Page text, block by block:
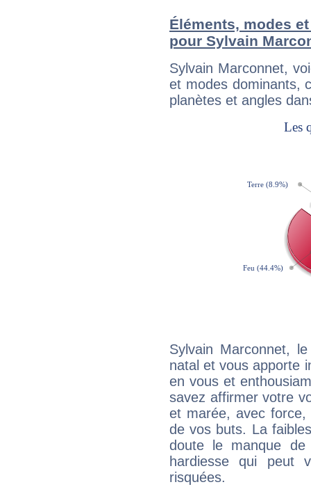
Éléments, modes
pour Sylvain
Sylvain Marconnet,
et modes dominants,
planètes et angles
Sylvain Marconnet,
natal et vous apporte
en vous et
savez affirmer votre
et marée, avec
de vos buts. La
doute le manque
hardiesse qui peut
risquées.